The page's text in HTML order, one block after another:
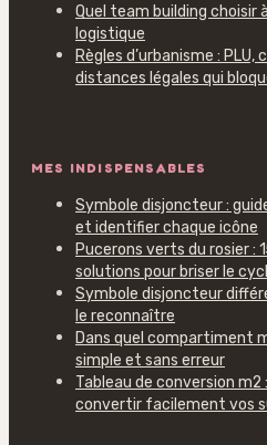
Quel team building choisir
logistique
Règles d’urbanisme :
distances légales qui
MES INDISPENSABLES
Symbole disjoncteur :
et identifier chaque icône
Pucerons verts du rosier :
solutions pour briser le
Symbole disjoncteur
le reconnaître
Dans quel compartiment
simple et sans erreur
Tableau de conversion
convertir facilement vos